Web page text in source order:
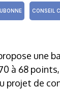
CONSEIL
une
à 68
projet de